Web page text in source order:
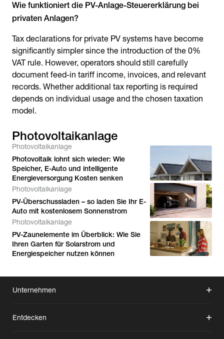
Wie funktioniert die PV-Anlage-Steuererklärung bei
privaten Anlagen?
Tax declarations for private PV systems have become
significantly simpler since the introduction of the 0%
VAT rule. However, operators should still carefully
document feed-in tariff income, invoices, and relevant
records. Whether additional tax reporting is required
depends on individual usage and the chosen taxation
model.
Photovoltaikanlage
Photovoltaikanlage
Photovoltaik lohnt sich wieder: Wie
Speicher, E-Auto und intelligente
Energieversorgung Kosten senken
Photovoltaikanlage
PV-Überschussladen – so laden Sie Ihr E-
Auto mit kostenlosem Sonnenstrom
Photovoltaikanlage
PV-Zaunelemente im Überblick: Wie Sie
Ihren Garten für Solarstrom und
Energiespeicher nutzen können
Unternehmen
Entdecken